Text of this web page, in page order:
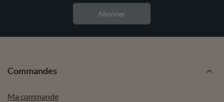
Abonner
Commandes
Ma commande